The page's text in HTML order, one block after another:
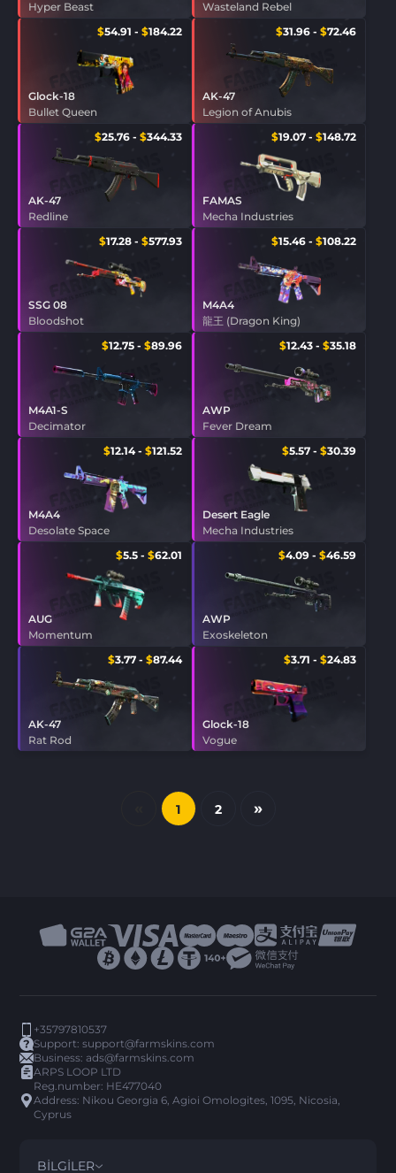
Hyper Beast
Wasteland Rebel
$54.91 - $184.22
Glock-18
Bullet Queen
$31.96 - $72.46
AK-47
Legion of Anubis
$25.76 - $344.33
AK-47
Redline
$19.07 - $148.72
FAMAS
Mecha Industries
$17.28 - $577.93
SSG 08
Bloodshot
$15.46 - $108.22
M4A4
龍王 (Dragon King)
$12.75 - $89.96
M4A1-S
Decimator
$12.43 - $35.18
AWP
Fever Dream
$12.14- $121.52
M4A4
Desolate Space
$5.57 - $30.39
Desert Eagle
Mecha Industries
$5.5 - $62.01
AUG
Momentum
$4.09 - $46.59
AWP
Exoskeleton
$3.77 - $87.44
AK-47
Rat Rod
$3.71 - $24.83
Glock-18
Vogue
1 2 »
+35797810537
Support:support@farmskins.com
Business:ads@farmskins.com
ARPS LOOP LTD
Reg.number: HE477040
Address: Nikou Georgia 6, Agioi Omologites, 1095, Nicosia,
Cyprus
BILGILER